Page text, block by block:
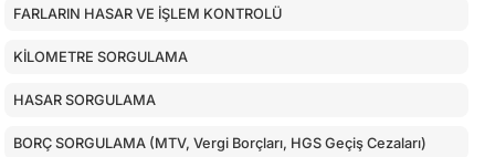
FARLARIN HASAR VE İŞLEM KONTROLÜ
KİLOMETRE SORGULAMA
HASAR SORGULAMA
BORÇ SORGULAMA (MTV, Vergi Borçları, HGS Geçiş Cezaları)